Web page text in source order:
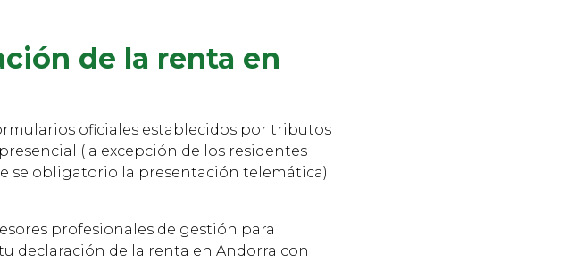
de la renta en
oficiales establecidos por tributos
( a excepción de los residentes
se obligatorio la presentación telemática)
profesionales de gestión para
declaración de la renta en Andorra con